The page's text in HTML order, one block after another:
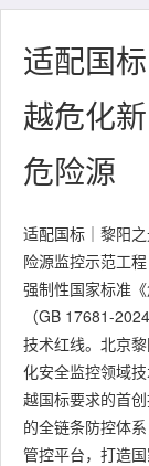
适配国
越危化
危险源
适配国标｜黎阳
险源监控示范工
强制性国家标准
（GB 17681-
技术红线。北京
化安全监控领域
越国标要求的首
的全链条防控体
管控平台，打造